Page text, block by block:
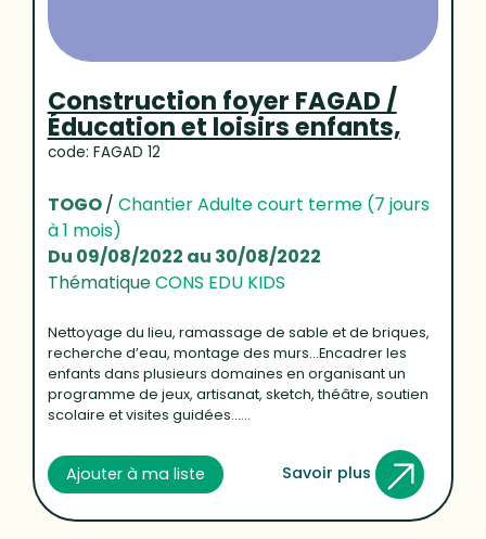
Construction foyer FAGAD /
Éducation et loisirs enfants,
code: FAGAD 12
TOGO/ Chantier Adulte court terme (7 jours
à 1 mois)
Du 09/08/2022 au 30/08/2022
ThématiqueCONS EDU KIDS
Nettoyage du lieu, ramassage de sable et de briques,
recherche d’eau, montage des murs…Encadrer les
enfants dans plusieurs domaines en organisant un
programme de jeux, artisanat, sketch, théâtre, soutien
scolaire et visites guidées......
Ajouter à ma liste Savoir plus